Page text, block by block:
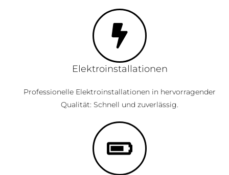
Elektroinstallationen
Professionelle Elektroinstallationen in hervorragender
Qualität: Schnell und zuverlässig.